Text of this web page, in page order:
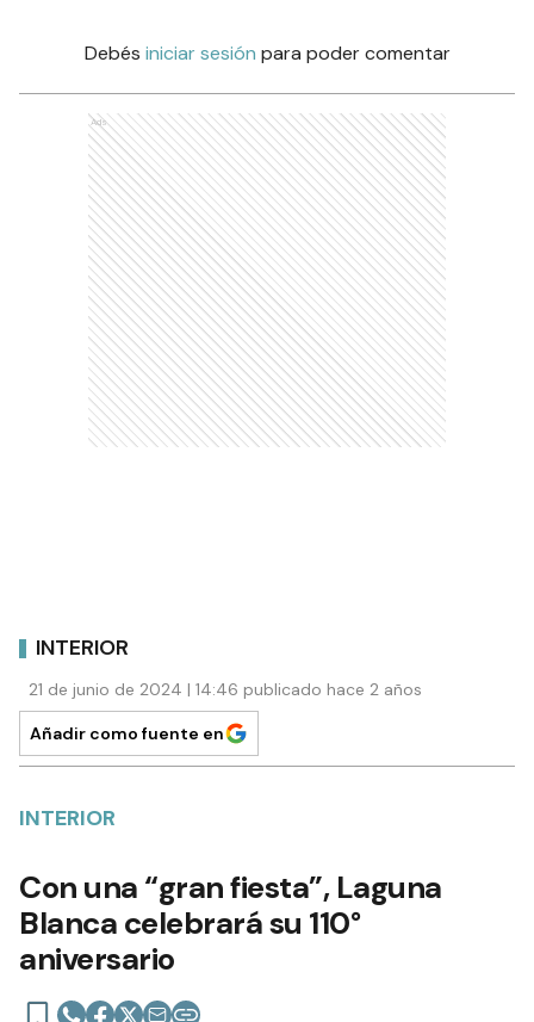
Debés iniciar sesión para poder comentar
Ads
INTERIOR
21 de junio de 2024 | 14:46 publicado hace 2 años
Añadir como fuente en
INTERIOR
Con una “gran fiesta”, Laguna
Blanca celebrará su 110°
aniversario